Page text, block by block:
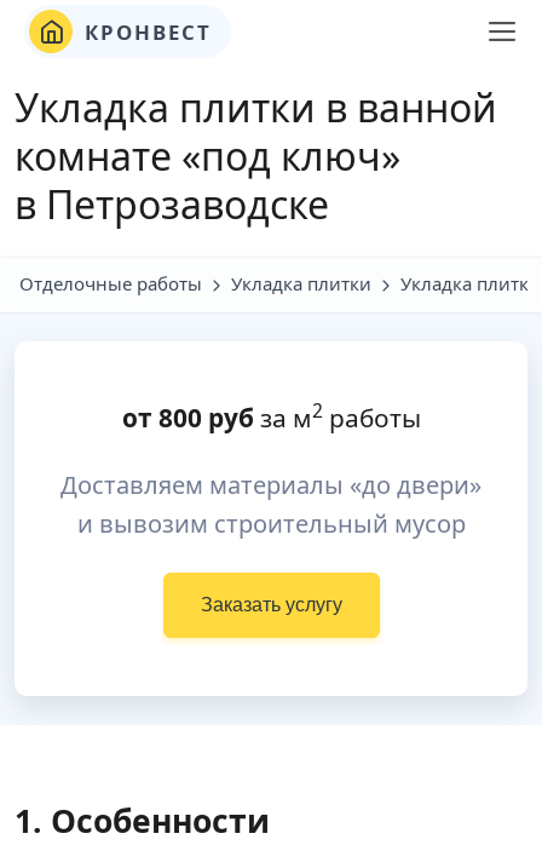
КРОНВЕСТ
Укладка плитки в ванной
комнате «под ключ»
в Петрозаводске
Отделочные работы Укладка плитки Укладка
от 800руб за м2работы
Доставляем материалы «до двери»
и вывозим строительный мусор
Заказать услугу
1. Особенности